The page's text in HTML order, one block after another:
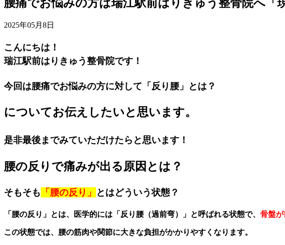
腰痛でお悩みの方は瑞江駅前はりきゅう整骨院へ「
2025年05月8日
こんにちは！
瑞江駅前はりきゅう整骨院です！
今回は腰痛でお悩みの方に対して「反り腰」とは？
についてお伝えしたいと思います。
是非最後までみていただけたらと思います！
腰の反りで痛みが出る原因とは？
そもそも 「腰の反り」 とはどういう状態？
「腰の反り」とは、医学的には「反り腰（過前弯）」と呼ばれる状態で、 骨盤
この状態では、腰の筋肉や関節に大きな負担がかかりやすくなります。